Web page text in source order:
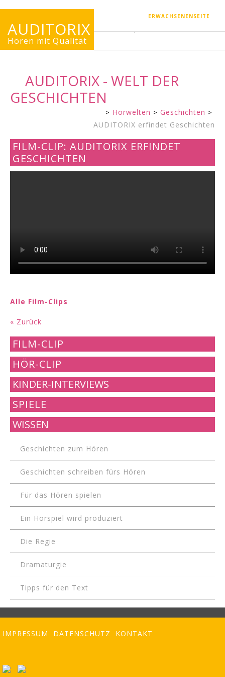
ERWACHSENENSEITE
AUDITORIX
Hören mit Qualität
AUDITORIX - WELT DER
GESCHICHTEN
Kinderseite
Hörwelten
Geschichten
AUDITORIX erfindet Geschichten
FILM-CLIP: AUDITORIX ERFINDET
GESCHICHTEN
Alle Film-Clips
« Zurück
FILM-CLIP
HÖR-CLIP
KINDER-INTERVIEWS
SPIELE
WISSEN
Geschichten zum Hören
Geschichten schreiben fürs Hören
Für das Hören spielen
Ein Hörspiel wird produziert
Die Regie
Dramaturgie
Tipps für den Text
IMPRESSUM DATENSCHUTZ KONTAKT